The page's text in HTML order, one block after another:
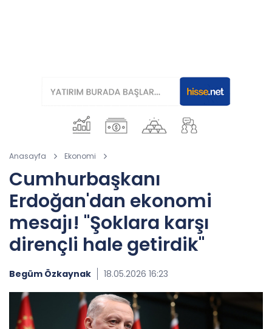
Anasayfa Ekonomi
Cumhurbaşkanı
Erdoğan'dan ekonomi
mesajı! "Şoklara karşı
dirençli hale getirdik"
Begüm Özkaynak 18.05.2026 16:23